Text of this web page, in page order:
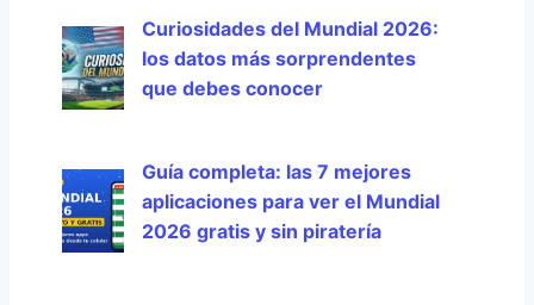
Curiosidades del Mundial 2026:
los datos más sorprendentes
que debes conocer
Guía completa: las 7 mejores
aplicaciones para ver el Mundial
2026 gratis y sin piratería